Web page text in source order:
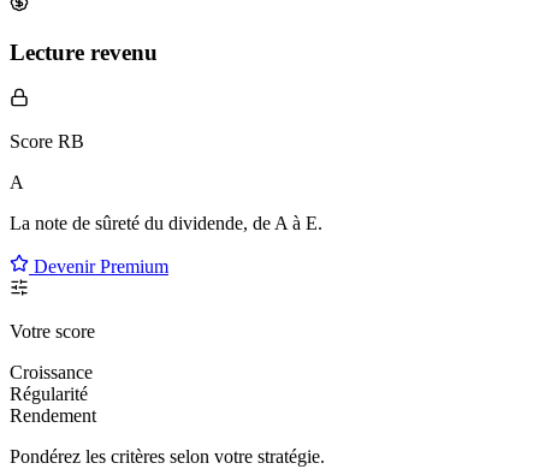
Lecture revenu
Score RB
A
La note de sûreté du dividende, de A à E.
Devenir Premium
Votre score
Croissance
Régularité
Rendement
Pondérez les critères selon votre stratégie.